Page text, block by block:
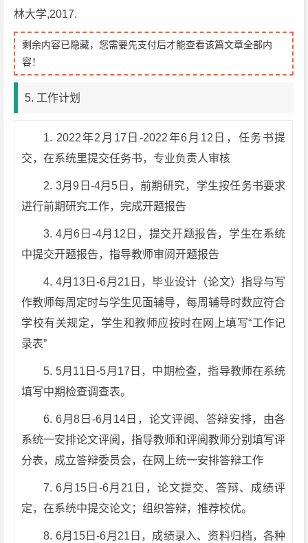
林大学,2017.
剩余内容已隐藏，您需要先支付后才能查看该篇文章全部内
容！
5. 工作计划
1. 2022年2月17日-2022年6月12日，任务书提
交，在系统里提交任务书，专业负责人审核
2. 3月9日-4月5日，前期研究，学生按任务书要求
进行前期研究工作，完成开题报告
3. 4月6日-4月12日，提交开题报告，学生在系统
中提交开题报告，指导教师审阅开题报告
4. 4月13日-6月21日，毕业设计（论文）指导与写
作教师每周定时与学生见面辅导，每周辅导时数应符合
学校有关规定，学生和教师应按时在网上填写“工作记
录表”
5. 5月11日-5月17日，中期检查，指导教师在系统
填写中期检查调查表。
6. 6月8日-6月14日，论文评阅、答辩安排，由各
系统一安排论文评阅，指导教师和评阅教师分别填写评
分表，成立答辩委员会，在网上统一安排答辩工作
7. 6月15日-6月21日，论文提交、答辩、成绩评
定，在系统中提交论文；组织答辩，推荐校优。
8. 6月15日-6月21日，成绩录入、资料归档，各种